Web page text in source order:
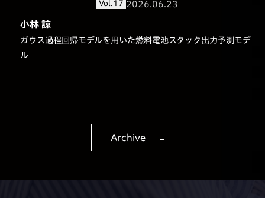
Vol.17 2026.06.23
小林 諒
ガウス過程回帰モデルを用いた燃料電池スタック出力予測モデ
ル
Archive